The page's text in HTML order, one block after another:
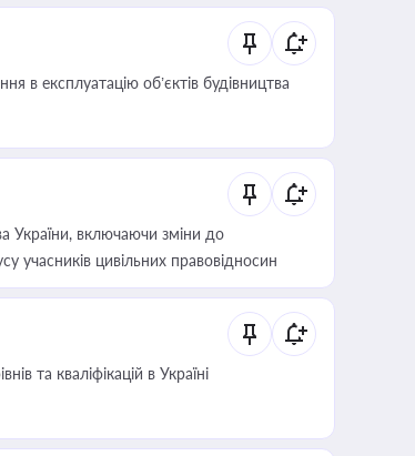
в експлуатацію об’єктів будівництва
України, включаючи зміни до
учасників цивільних правовідносин
та кваліфікацій в Україні